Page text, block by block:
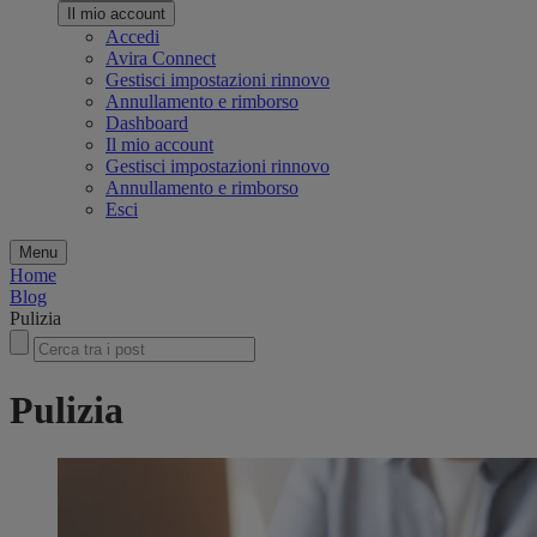
Il mio account
Accedi
Avira Connect
Gestisci impostazioni rinnovo
Annullamento e rimborso
Dashboard
Il mio account
Gestisci impostazioni rinnovo
Annullamento e rimborso
Esci
Menu
Home
Blog
Pulizia
Pulizia